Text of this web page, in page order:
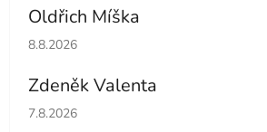
Oldřich Míška
Hodnocení obchodu je 5 z 5 hvězdiček.
8.8.2026
Zdeněk Valenta
Hodnocení obchodu je 5 z 5 hvězdiček.
7.8.2026